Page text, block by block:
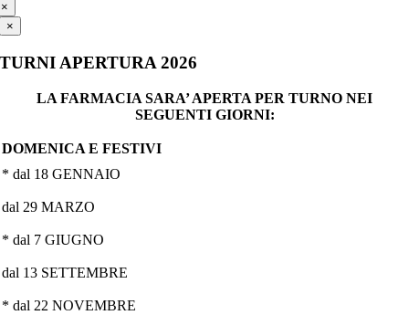
×
×
TURNI APERTURA 2026
LA FARMACIA SARA’ APERTA PER TURNO NEI
SEGUENTI GIORNI:
DOMENICA E FESTIVI
* dal 18 GENNAIO
dal 29 MARZO
* dal 7 GIUGNO
dal 13 SETTEMBRE
* dal 22 NOVEMBRE